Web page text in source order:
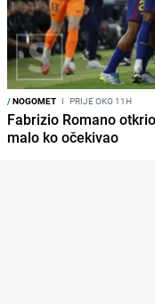
/NOGOMET I PRIJE OKO 11H
Fabrizio Romano
malo ko očekivao